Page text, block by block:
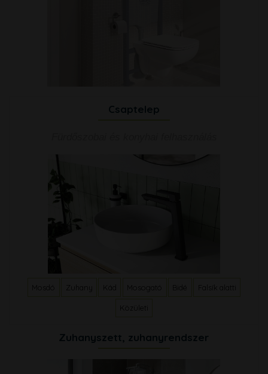
Csaptelep
Zuhany Kád Mosogató Bidé Falsík alatti
Közületi
Zuhanyszett, zuhanyrendszer